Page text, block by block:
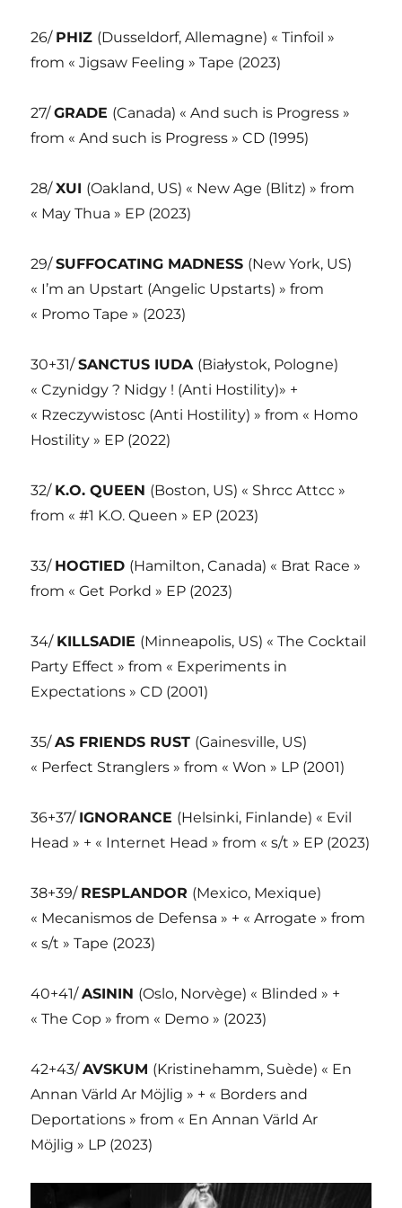
26/ PHIZ (Dusseldorf, Allemagne) « Tinfoil »
from « Jigsaw Feeling » Tape (2023)
27/GRADE (Canada) « And such is Progress »
from « And such is Progress » CD (1995)
28/XUI (Oakland, US) « New Age (Blitz) » from
« May Thua » EP (2023)
29/SUFFOCATING MADNESS (New York, US)
« I’m an Upstart (Angelic Upstarts) » from
« Promo Tape » (2023)
30+31/SANCTUS IUDA (Białystok, Pologne)
« Czynidgy ? Nidgy ! (Anti Hostility)» +
« Rzeczywistosc (Anti Hostility) » from « Homo
Hostility » EP (2022)
32/ K.O. QUEEN (Boston, US) « Shrcc Attcc »
from « #1 K.O. Queen » EP (2023)
33/ HOGTIED (Hamilton, Canada) « Brat Race »
from « Get Porkd » EP (2023)
34/ KILLSADIE (Minneapolis, US) « The Cocktail
Party Effect » from « Experiments in
Expectations » CD (2001)
35/AS FRIENDS RUST (Gainesville, US)
« Perfect Stranglers » from « Won » LP (2001)
36+37/ IGNORANCE (Helsinki, Finlande) « Evil
Head » + « Internet Head » from « s/t » EP (2023)
38+39/ RESPLANDOR (Mexico, Mexique)
« Mecanismos de Defensa » + « Arrogate » from
« s/t » Tape (2023)
40+41/ASININ (Oslo, Norvège) « Blinded » +
« The Cop » from « Demo » (2023)
42+43/AVSKUM (Kristinehamm, Suède) « En
Annan Värld Ar Möjlig » + « Borders and
Deportations » from « En Annan Värld Ar
Möjlig » LP (2023)